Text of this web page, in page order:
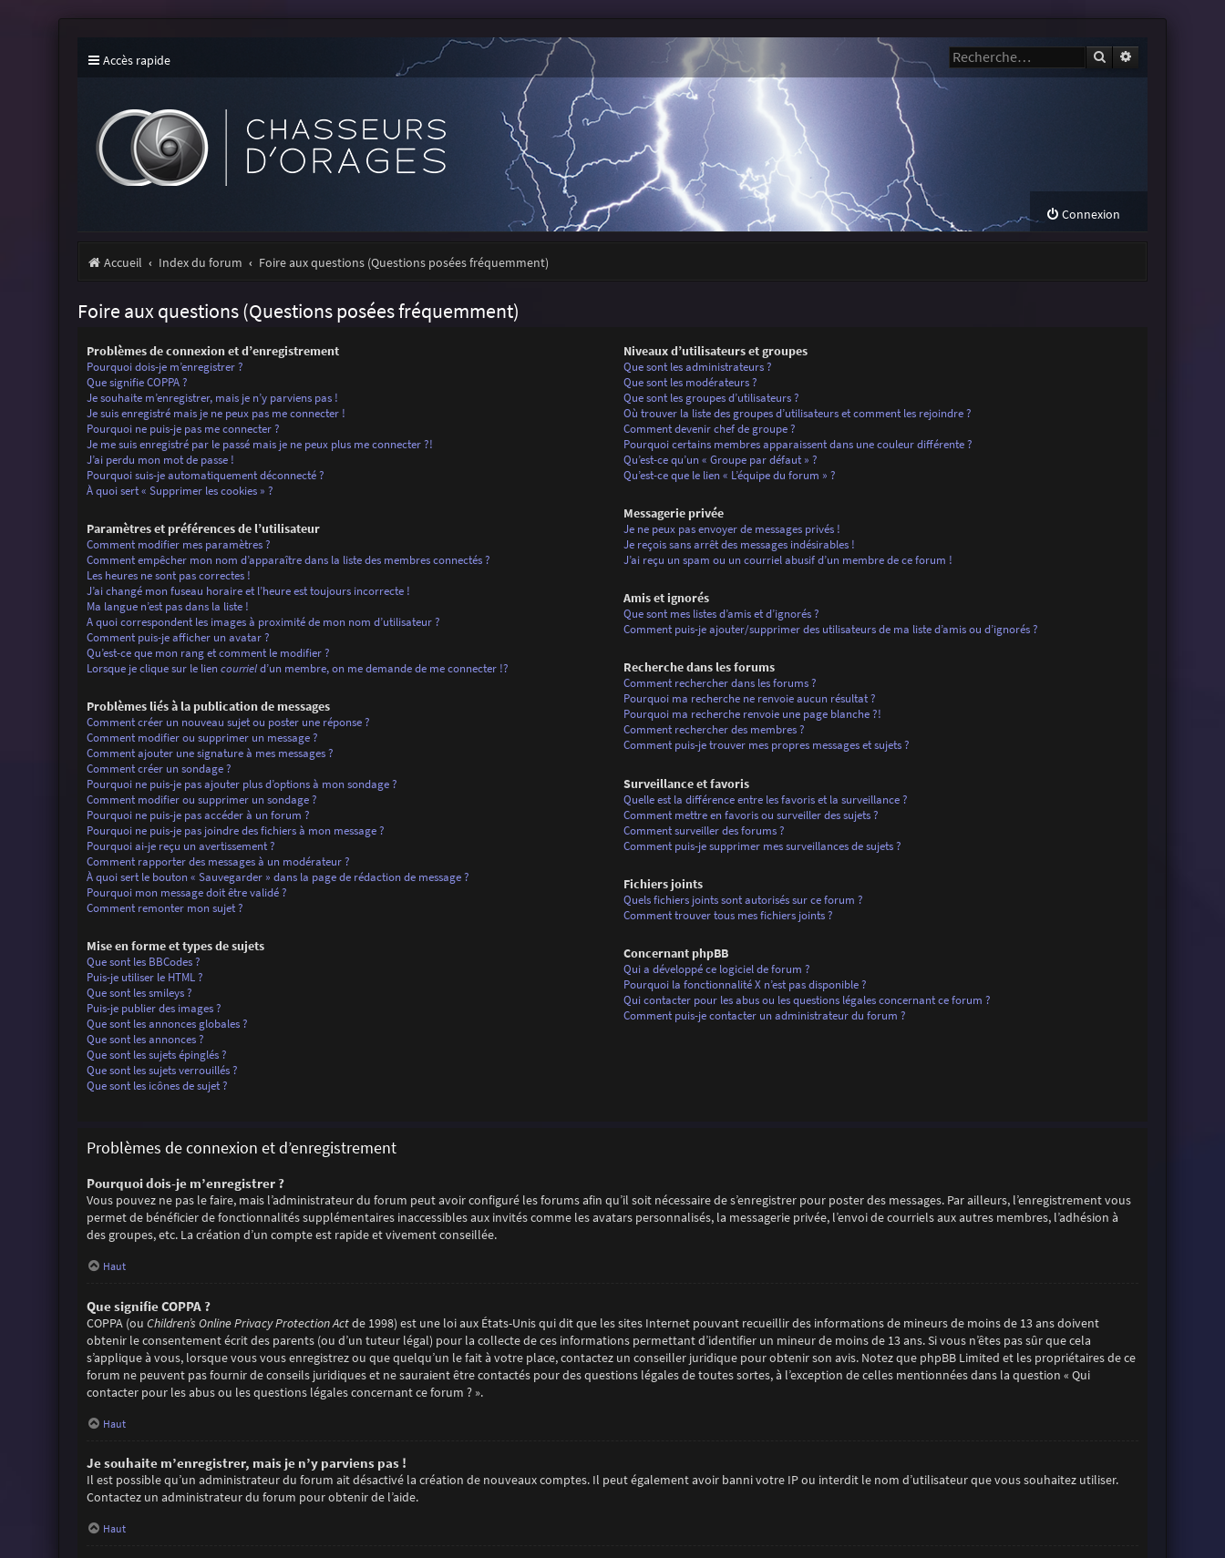
Accès rapide Rechercher
Connexion
Accueil Index du forum Foire aux questions (Questions posées fréquemment)
Foire aux questions (Questions posées fréquemment)
Problèmes de connexion et d’enregistrement
Pourquoi dois-je m’enregistrer ?
Que signifie COPPA ?
Je souhaite m’enregistrer, mais je n’y parviens pas !
Je suis enregistré mais je ne peux pas me connecter !
Pourquoi ne puis-je pas me connecter ?
Je me suis enregistré par le passé mais je ne peux plus me connecter ?!
J’ai perdu mon mot de passe !
Pourquoi suis-je automatiquement déconnecté ?
À quoi sert « Supprimer les cookies » ?
Paramètres et préférences de l’utilisateur
Comment modifier mes paramètres ?
Comment empêcher mon nom d’apparaître dans la liste des membres connectés ?
Les heures ne sont pas correctes !
J’ai changé mon fuseau horaire et l’heure est toujours incorrecte !
Ma langue n’est pas dans la liste !
A quoi correspondent les images à proximité de mon nom d’utilisateur ?
Comment puis-je afficher un avatar ?
Qu’est-ce que mon rang et comment le modifier ?
Lorsque je clique sur le liencourrield’un membre, on me demande de me connecter !?
Problèmes liés à la publication de messages
Comment créer un nouveau sujet ou poster une réponse ?
Comment modifier ou supprimer un message ?
Comment ajouter une signature à mes messages ?
Comment créer un sondage ?
Pourquoi ne puis-je pas ajouter plus d’options à mon sondage ?
Comment modifier ou supprimer un sondage ?
Pourquoi ne puis-je pas accéder à un forum ?
Pourquoi ne puis-je pas joindre des fichiers à mon message ?
Pourquoi ai-je reçu un avertissement ?
Comment rapporter des messages à un modérateur ?
À quoi sert le bouton « Sauvegarder » dans la page de rédaction de message ?
Pourquoi mon message doit être validé ?
Comment remonter mon sujet ?
Mise en forme et types de sujets
Que sont les BBCodes ?
Puis-je utiliser le HTML ?
Que sont les smileys ?
Puis-je publier des images ?
Que sont les annonces globales ?
Que sont les annonces ?
Que sont les sujets épinglés ?
Que sont les sujets verrouillés ?
Que sont les icônes de sujet ?
Niveaux d’utilisateurs et groupes
Que sont les administrateurs ?
Que sont les modérateurs ?
Que sont les groupes d’utilisateurs ?
Où trouver la liste des groupes d’utilisateurs et comment les rejoindre ?
Comment devenir chef de groupe ?
Pourquoi certains membres apparaissent dans une couleur différente ?
Qu’est-ce qu’un « Groupe par défaut » ?
Qu’est-ce que le lien « L’équipe du forum » ?
Messagerie privée
Je ne peux pas envoyer de messages privés !
Je reçois sans arrêt des messages indésirables !
J’ai reçu un spam ou un courriel abusif d’un membre de ce forum !
Amis et ignorés
Que sont mes listes d’amis et d’ignorés ?
Comment puis-je ajouter/supprimer des utilisateurs de ma liste d’amis ou d’ignorés ?
Recherche dans les forums
Comment rechercher dans les forums ?
Pourquoi ma recherche ne renvoie aucun résultat ?
Pourquoi ma recherche renvoie une page blanche ?!
Comment rechercher des membres ?
Comment puis-je trouver mes propres messages et sujets ?
Surveillance et favoris
Quelle est la différence entre les favoris et la surveillance ?
Comment mettre en favoris ou surveiller des sujets ?
Comment surveiller des forums ?
Comment puis-je supprimer mes surveillances de sujets ?
Fichiers joints
Quels fichiers joints sont autorisés sur ce forum ?
Comment trouver tous mes fichiers joints ?
Concernant phpBB
Qui a développé ce logiciel de forum ?
Pourquoi la fonctionnalité X n’est pas disponible ?
Qui contacter pour les abus ou les questions légales concernant ce forum ?
Comment puis-je contacter un administrateur du forum ?
Problèmes de connexion et d’enregistrement
Pourquoi dois-je m’enregistrer ?
Vous pouvez ne pas le faire, mais l’administrateur du forum peut avoir configuré les forums afin qu’il soit nécessaire de s’enregistrer pour poster des messages. Par ailleurs, l’enregistrement vous
permet de bénéficier de fonctionnalités supplémentaires inaccessibles aux invités comme les avatars personnalisés, la messagerie privée, l’envoi de courriels aux autres membres, l’adhésion à
des groupes, etc. La création d’un compte est rapide et vivement conseillée.
Haut
Que signifie COPPA ?
COPPA (ou Children’s Online Privacy Protection Actde 1998) est une loi aux États-Unis qui dit que les sites Internet pouvant recueillir des informations de mineurs de moins de 13 ans doivent
obtenir le consentement écrit des parents (ou d’un tuteur légal) pour la collecte de ces informations permettant d’identifier un mineur de moins de 13 ans. Si vous n’êtes pas sûr que cela
s’applique à vous, lorsque vous vous enregistrez ou que quelqu’un le fait à votre place, contactez un conseiller juridique pour obtenir son avis. Notez que phpBB Limited et les propriétaires de ce
forum ne peuvent pas fournir de conseils juridiques et ne sauraient être contactés pour des questions légales de toutes sortes, à l’exception de celles mentionnées dans la question « Qui
contacter pour les abus ou les questions légales concernant ce forum ? ».
Haut
Je souhaite m’enregistrer, mais je n’y parviens pas !
Il est possible qu’un administrateur du forum ait désactivé la création de nouveaux comptes. Il peut également avoir banni votre IP ou interdit le nom d’utilisateur que vous souhaitez utiliser.
Contactez un administrateur du forum pour obtenir de l’aide.
Haut